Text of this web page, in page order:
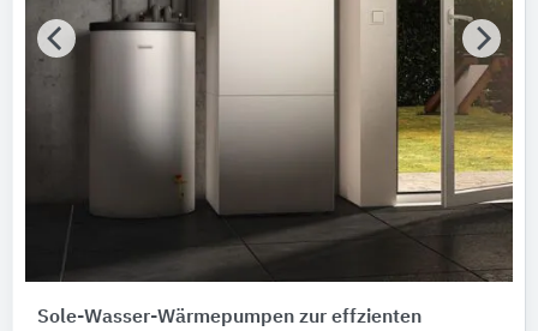
Sole-Wasser-Wärmepumpen zur effzienten